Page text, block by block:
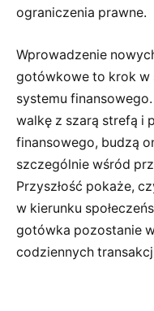
ograniczenia prawne.
Wprowadzenie
gotówkowe to krok w
systemu
walkę z szarą strefą i
finansowego, budzą
szczególnie wśród
Przyszłość pokaże,
w kierunku
gotówka pozostanie
codziennych